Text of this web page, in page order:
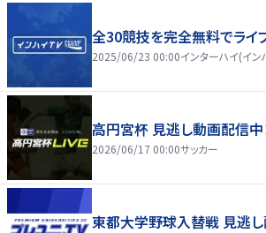
全30競技を完全無料でライ
2025/06/23 00:00インターハイ(イン
高円宮杯 見逃し動画配信中
2026/06/17 00:00サッカー
東都大学野球入替戦 見逃し